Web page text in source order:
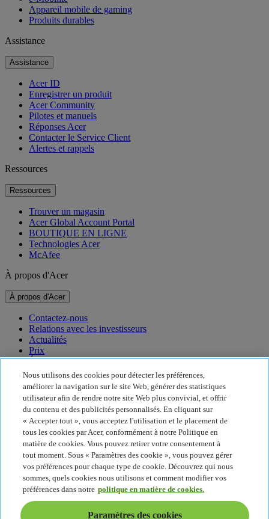
Appareil mobile de gaming
Produits durables
Assistance
Assistance
Acer ID
Enregistrer un produit
Acer Community
Pilotes et manuels
Réponses Acer
Contacter le Service Client
Alertes et rappels
Ressources
Ressources
Trouver un magasin
Acer Global Account Portal
BOUTIQUE EN LIGNE
Technologies Acer
McAfee
À propos d'Acer
À propos d'Acer
Contactez-nous
Relations avec les investisseurs
Actualités
Prix
Événements
Développement durable
Développement durable
Responsabilité sociale de l'entreprise
Empreinte carbone du produit
Project Humanity
Earthion
Politique de confidentialité
Politique en matière de cookies
Mentions légales
Informations légales supplémentaires
Nous utilisons des cookies pour détecter les préférences,
améliorer la navigation sur le site Web, générer des statistiques
utilisateur afin de rendre notre site Web plus convivial, et offrir
du contenu et des publicités personnalisés. En cliquant sur
« Accepter tout », vous acceptez l'utilisation et le placement de
tous les cookies par Acer, conformément à notre Politique en
matière de cookies. Vous pouvez retirer votre consentement à
tout moment. Sous « Paramètres des cookie », vous pouvez gérer
vos préférences pour chaque type de cookie. Découvrez qui nous
sommes, quels cookies nous utilisons et comment modifier vos
préférences dans notre politique en matière de cookies.
Paramètres des cookies